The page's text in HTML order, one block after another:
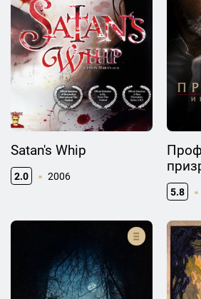
Satan's Whip
2.0 2006
5.8